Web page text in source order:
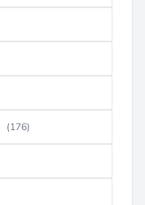
(176)